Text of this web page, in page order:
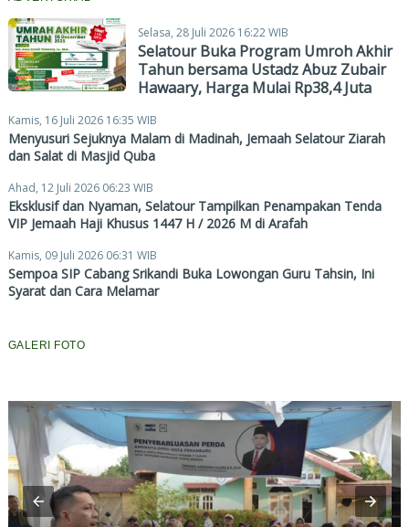
Selasa, 28 Juli 2026 16:22 WIB
Selatour Buka Program Umroh Akhir
Tahun bersama Ustadz Abuz Zubair
Hawaary, Harga Mulai Rp38,4 Juta
Kamis, 16 Juli 2026 16:35 WIB
Menyusuri Sejuknya Malam di Madinah, Jemaah Selatour Ziarah
dan Salat di Masjid Quba
Ahad, 12 Juli 2026 06:23 WIB
Eksklusif dan Nyaman, Selatour Tampilkan Penampakan Tenda
VIP Jemaah Haji Khusus 1447 H / 2026 M di Arafah
Kamis, 09 Juli 2026 06:31 WIB
Sempoa SIP Cabang Srikandi Buka Lowongan Guru Tahsin, Ini
Syarat dan Cara Melamar
GALERI FOTO